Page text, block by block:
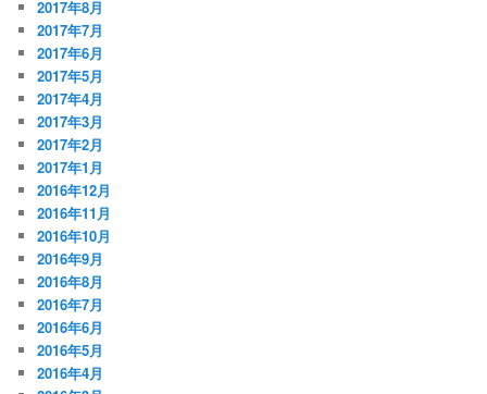
2017年8月
2017年7月
2017年6月
2017年5月
2017年4月
2017年3月
2017年2月
2017年1月
2016年12月
2016年11月
2016年10月
2016年9月
2016年8月
2016年7月
2016年6月
2016年5月
2016年4月